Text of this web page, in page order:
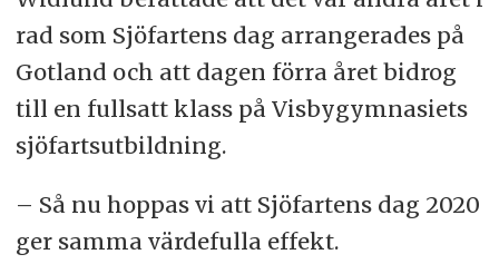
rad som Sjöfartens dag arrangerades på
Gotland och att dagen förra året bidrog
till en fullsatt klass på Visbygymnasiets
sjöfartsutbildning.
– Så nu hoppas vi att Sjöfartens dag 2020
ger samma värdefulla effekt.